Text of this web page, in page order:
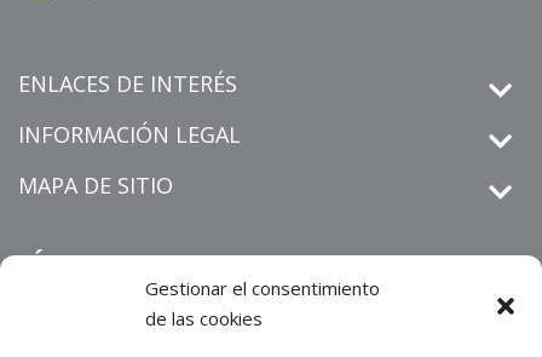
Gestionar el consentimiento
de las cookies
ENLACES DE INTERÉS
INFORMACIÓN LEGAL
MAPA DE SITIO
SÍGUENOS